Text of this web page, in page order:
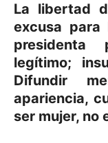
La libertad
excusa para
legítimo;
Difundir
apariencia,
ser mujer, no